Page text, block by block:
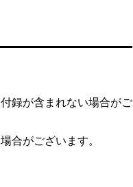
録が含まれない場合がご
合がございます。